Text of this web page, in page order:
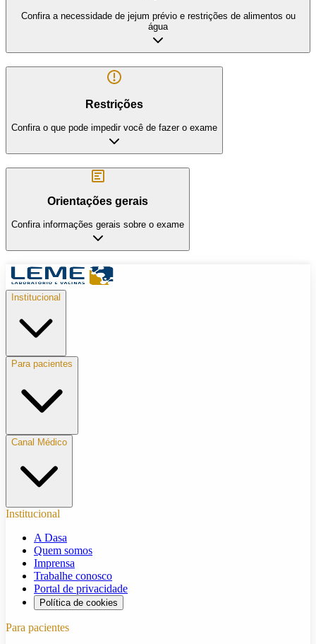
Confira a necessidade de jejum prévio e restrições de alimentos ou
água
Restrições
Confira o que pode impedir você de fazer o exame
Orientações gerais
Confira informações gerais sobre o exame
Institucional
Para pacientes
Canal Médico
Institucional
A Dasa
Quem somos
Imprensa
Trabalhe conosco
Portal de privacidade
Política de cookies
Para pacientes